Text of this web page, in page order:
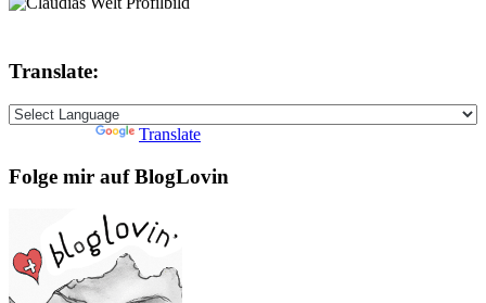
Translate:
Translate
Folge mir auf BlogLovin